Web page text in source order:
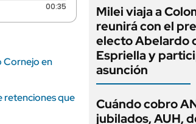
00:35 Duración: 35 segundos
Cornejo en
retenciones que
Milei viaja a
reunirá con el
electo Abelardo
Espriella y
asunción
Cuándo cobro
jubilados, AUH,